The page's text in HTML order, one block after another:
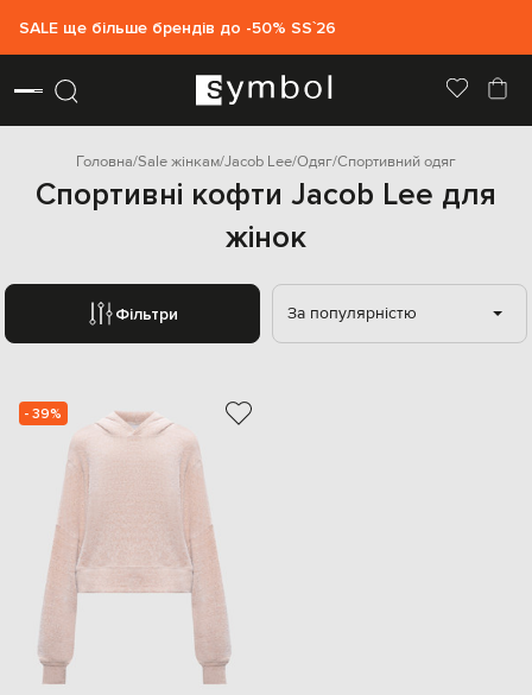
SALE ще більше брендів до -50% SS`26
Головна Sale жінкам Jacob Lee Одяг Спортивний одяг
Спортивні кофти Jacob Lee для
жінок
Фільтри За популярністю
- 39%